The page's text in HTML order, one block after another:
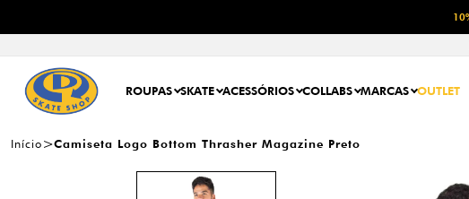
ROUPAS SKATE ACESSÓRIOS COLLABS MARCAS OUTLET
Início Camiseta Logo Bottom Thrasher Magazine Preto